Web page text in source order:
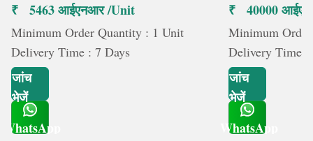
₹ 5463 आईएनआर /Unit
Minimum Order Quantity : 1 Unit
Delivery Time : 7 Days
जांच
भेजें
WhatsApp
₹ 40000
Minimum
Delivery Time :
जांच
भेजें
WhatsApp